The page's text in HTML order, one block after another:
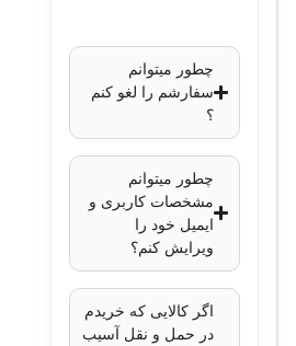
چطور میتوانم
سفارشم را لغو کنم
؟
چطور میتوانم
مشخصات کاربری و
ایمیل خود را
ویرایش کنم؟
اگر کالایی که خریدم
در حمل و نقل آسیب